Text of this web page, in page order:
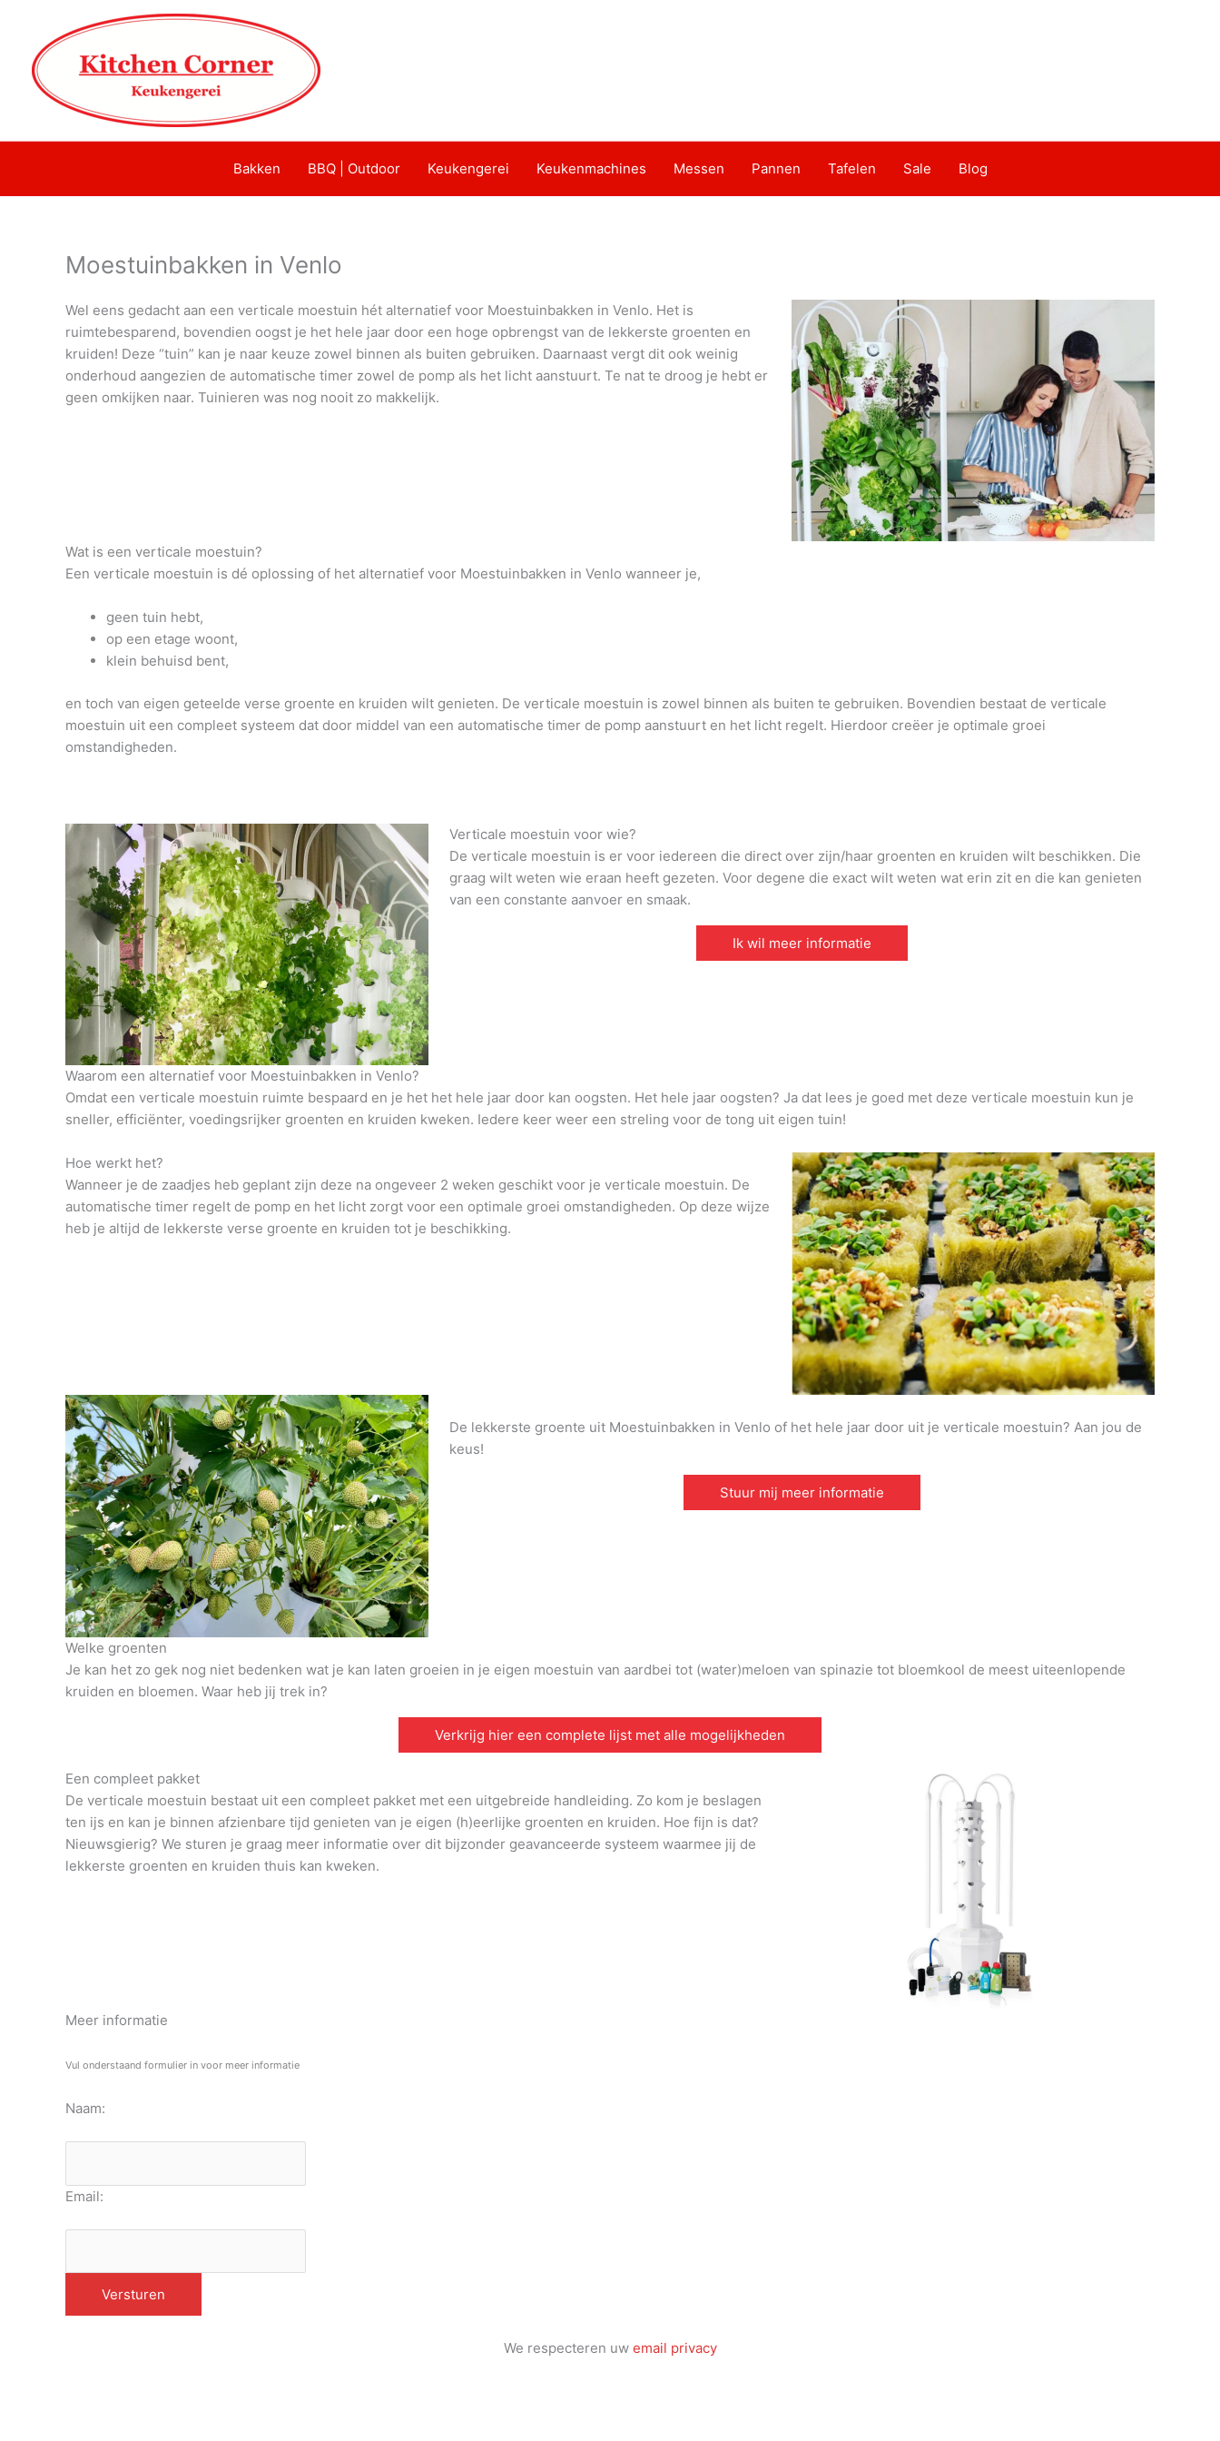
Bakken BBQ | Outdoor Keukengerei Keukenmachines Messen Pannen Tafelen Sale Blog
Moestuinbakken in Venlo
Wel eens gedacht aan een verticale moestuin hét alternatief voor Moestuinbakken in Venlo. Het is
ruimtebesparend, bovendien oogst je het hele jaar door een hoge opbrengst van de lekkerste groenten en
kruiden! Deze “tuin” kan je naar keuze zowel binnen als buiten gebruiken. Daarnaast vergt dit ook weinig
onderhoud aangezien de automatische timer zowel de pomp als het licht aanstuurt. Te nat te droog je hebt er
geen omkijken naar. Tuinieren was nog nooit zo makkelijk.
Wat is een verticale moestuin?
Een verticale moestuin is dé oplossing of het alternatief voor Moestuinbakken in Venlo wanneer je,
geen tuin hebt,
op een etage woont,
klein behuisd bent,
en toch van eigen geteelde verse groente en kruiden wilt genieten. De verticale moestuin is zowel binnen als buiten te gebruiken. Bovendien bestaat de verticale
moestuin uit een compleet systeem dat door middel van een automatische timer de pomp aanstuurt en het licht regelt. Hierdoor creëer je optimale groei
omstandigheden.
Verticale moestuin voor wie?
De verticale moestuin is er voor iedereen die direct over zijn/haar groenten en kruiden wilt beschikken. Die
graag wilt weten wie eraan heeft gezeten. Voor degene die exact wilt weten wat erin zit en die kan genieten
van een constante aanvoer en smaak.
Ik wil meer informatie
Waarom een alternatief voor Moestuinbakken in Venlo?
Omdat een verticale moestuin ruimte bespaard en je het het hele jaar door kan oogsten. Het hele jaar oogsten? Ja dat lees je goed met deze verticale moestuin kun je
sneller, efficiënter, voedingsrijker groenten en kruiden kweken. Iedere keer weer een streling voor de tong uit eigen tuin!
Hoe werkt het?
Wanneer je de zaadjes heb geplant zijn deze na ongeveer 2 weken geschikt voor je verticale moestuin. De
automatische timer regelt de pomp en het licht zorgt voor een optimale groei omstandigheden. Op deze wijze
heb je altijd de lekkerste verse groente en kruiden tot je beschikking.
De lekkerste groente uit Moestuinbakken in Venlo of het hele jaar door uit je verticale moestuin? Aan jou de
keus!
Stuur mij meer informatie
Welke groenten
Je kan het zo gek nog niet bedenken wat je kan laten groeien in je eigen moestuin van aardbei tot (water)meloen van spinazie tot bloemkool de meest uiteenlopende
kruiden en bloemen. Waar heb jij trek in?
Verkrijg hier een complete lijst met alle mogelijkheden
Een compleet pakket
De verticale moestuin bestaat uit een compleet pakket met een uitgebreide handleiding. Zo kom je beslagen
ten ijs en kan je binnen afzienbare tijd genieten van je eigen (h)eerlijke groenten en kruiden. Hoe fijn is dat?
Nieuwsgierig? We sturen je graag meer informatie over dit bijzonder geavanceerde systeem waarmee jij de
lekkerste groenten en kruiden thuis kan kweken.
Meer informatie
Vul onderstaand formulier in voor meer informatie
Naam:
Email:
We respecteren uw email privacy